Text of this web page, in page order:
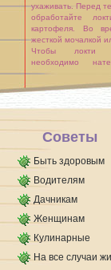
ухаживать. Перед
обработайте
картофеля. Во
жесткой мочалкой
Чтобы локти
необходимо
льняным или
бинтом и [...]
Советы
Быть здоровым
Водителям
Дачникам
Женщинам
Кулинарные
На все случаи